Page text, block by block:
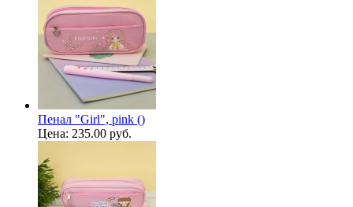
Пенал "Girl", pink ()
Цена: 235.00 руб.